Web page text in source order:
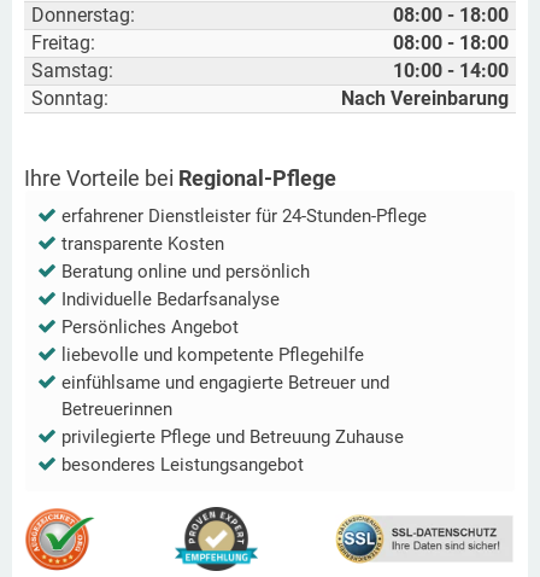
Donnerstag:
08:00 - 18:00
Freitag:
08:00 - 18:00
Samstag:
10:00 - 14:00
Sonntag:
Nach Vereinbarung
Ihre Vorteile bei Regional-Pflege
erfahrener Dienstleister für 24-Stunden-Pflege
transparente Kosten
Beratung online und persönlich
Individuelle Bedarfsanalyse
Persönliches Angebot
liebevolle und kompetente Pflegehilfe
einfühlsame und engagierte Betreuer und
Betreuerinnen
privilegierte Pflege und Betreuung Zuhause
besonderes Leistungsangebot